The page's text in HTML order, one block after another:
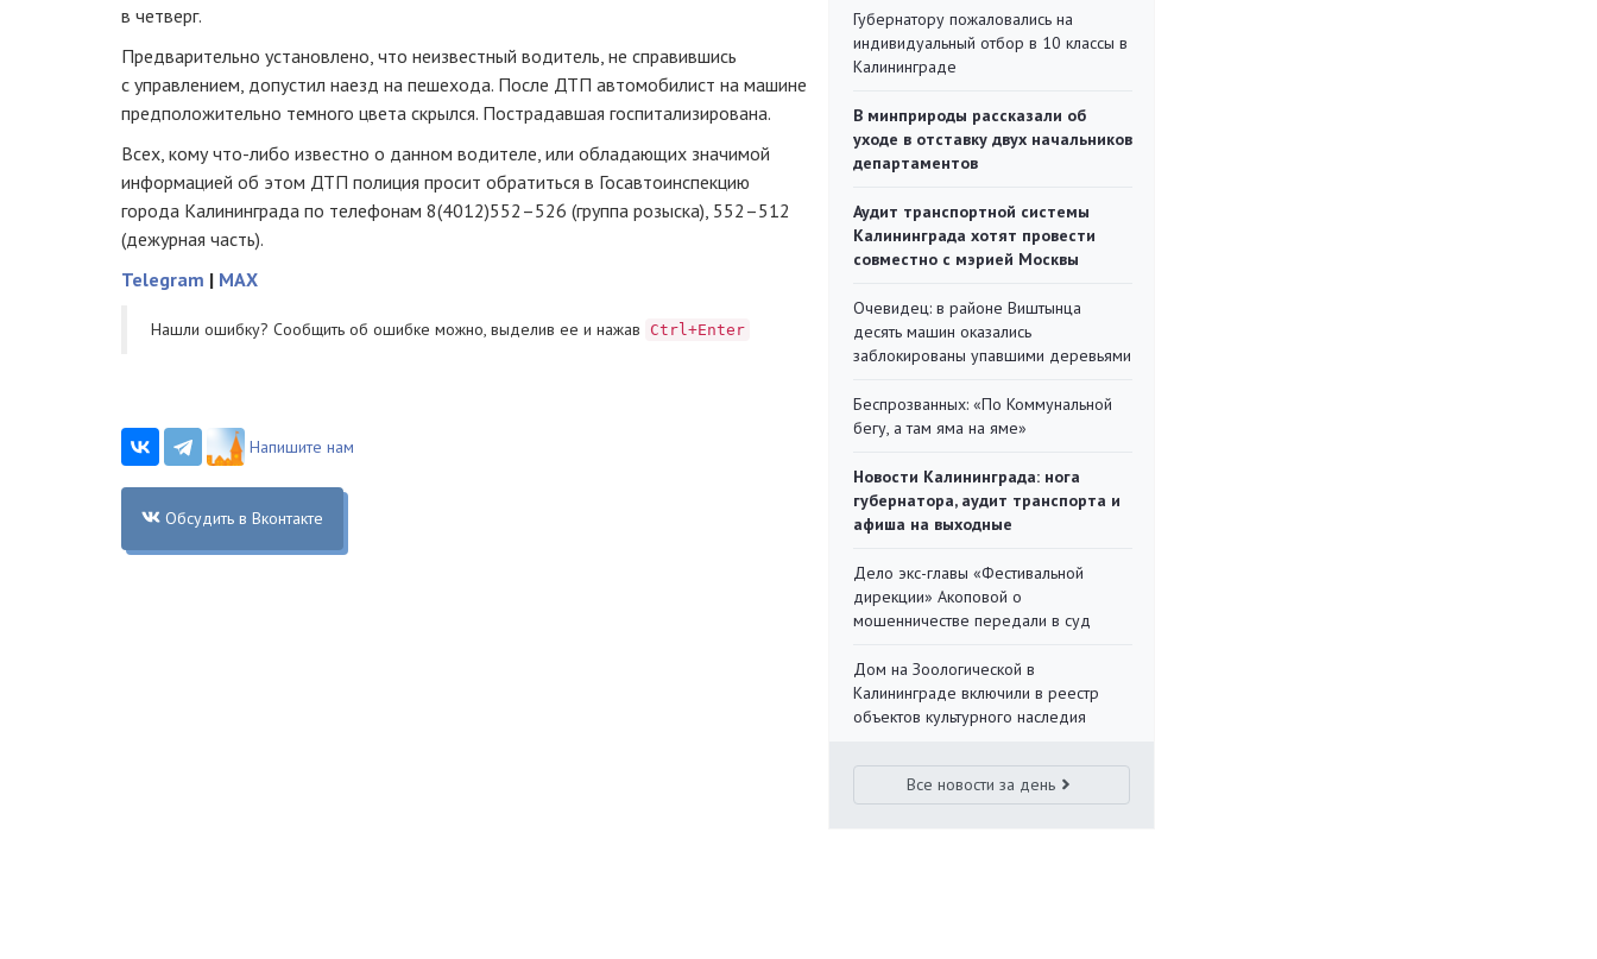
в четверг.
Предварительно установлено, что неизвестный водитель, не справившись
с управлением, допустил наезд на пешехода. После ДТП автомобилист на машине
предположительно темного цвета скрылся. Пострадавшая госпитализирована.
Всех, комучто-либо известно о данном водителе, или обладающих значимой
информацией об этом ДТП полиция просит обратиться в Госавтоинспекцию
города Калининграда по телефонам 8(4012)552–526 (группа розыска), 552–512
(дежурная часть).
Telegram | MAX
Нашли ошибку? Cообщить об ошибке можно, выделив ее и нажав Ctrl+Enter
Напишите нам
Обсудить в Вконтакте
Губернатору пожаловались на
индивидуальный отбор в 10 классы в
Калининграде
В минприроды рассказали об
уходе в отставку двух начальников
департаментов
Аудит транспортной системы
Калининграда хотят провести
совместно с мэрией Москвы
Очевидец: в районе Виштынца
десять машин оказались
заблокированы упавшими деревьями
Беспрозванных: «По Коммунальной
бегу, а там яма на яме»
Новости Калининграда: нога
губернатора, аудит транспорта и
афиша на выходные
Дело экс-главы «Фестивальной
дирекции» Акоповой о
мошенничестве передали в суд
Дом на Зоологической в
Калининграде включили в реестр
объектов культурного наследия
Все новости за день